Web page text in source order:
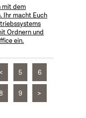
mit dem
Ihr macht Euch
Ordnern und
ein.
< 5 6
9 >